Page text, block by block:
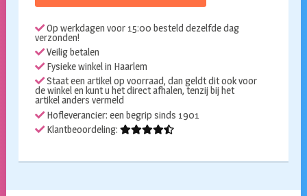
aantal
Op werkdagen voor 15:00 besteld dezelfde dag
verzonden!
Veilig betalen
Fysieke winkel in Haarlem
Staat een artikel op voorraad, dan geldt dit ook voor
de winkel en kunt u het direct afhalen, tenzij bij het
artikel anders vermeld
Hofleverancier: een begrip sinds 1901
Klantbeoordeling: